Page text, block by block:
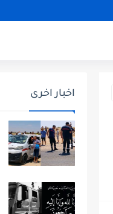
اخبار اخرى